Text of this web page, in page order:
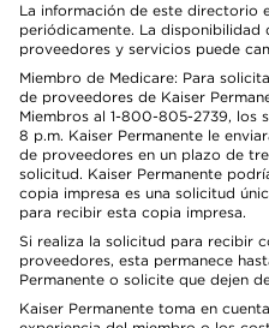
La información de este directorio
periódicamente. La disponibilidad
proveedores y servicios puede
Miembro de Medicare: Para
de proveedores de Kaiser
Miembros al 1-800-805-2739, los
8 p.m. Kaiser Permanente le
de proveedores en un plazo de
solicitud. Kaiser Permanente
copia impresa es una solicitud
para recibir esta copia impresa.
Si realiza la solicitud para recibir
proveedores, esta permanece
Permanente o solicite que dejen
Kaiser Permanente toma en